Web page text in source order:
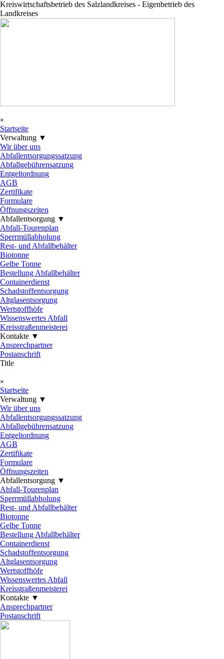
Direkt zum Seiteninhalt
Kreiswirtschaftsbetrieb des Salzlandkreises - Eigenbetrieb des
Landkreises
×
Startseite
Verwaltung ▼
Wir über uns
Abfallentsorgungssatzung
Abfallgebührensatzung
Entgeltordnung
AGB
Zertifikate
Formulare
Öffnungszeiten
Abfallentsorgung ▼
Abfall-Tourenplan
Sperrmüllabholung
Rest- und Abfallbehälter
Biotonne
Gelbe Tonne
Bestellung Abfallbehälter
Containerdienst
Schadstoffentsorgung
Altglasentsorgung
Wertstoffhöfe
Wissenswertes Abfall
Kreisstraßenmeisterei
Kontakte ▼
Ansprechpartner
Postanschrift
Title
×
Startseite
Verwaltung ▼
Wir über uns
Abfallentsorgungssatzung
Abfallgebührensatzung
Entgeltordnung
AGB
Zertifikate
Formulare
Öffnungszeiten
Abfallentsorgung ▼
Abfall-Tourenplan
Sperrmüllabholung
Rest- und Abfallbehälter
Biotonne
Gelbe Tonne
Bestellung Abfallbehälter
Containerdienst
Schadstoffentsorgung
Altglasentsorgung
Wertstoffhöfe
Wissenswertes Abfall
Kreisstraßenmeisterei
Kontakte ▼
Ansprechpartner
Postanschrift